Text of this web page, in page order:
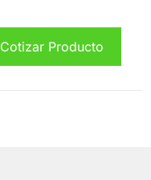
Cotizar Producto